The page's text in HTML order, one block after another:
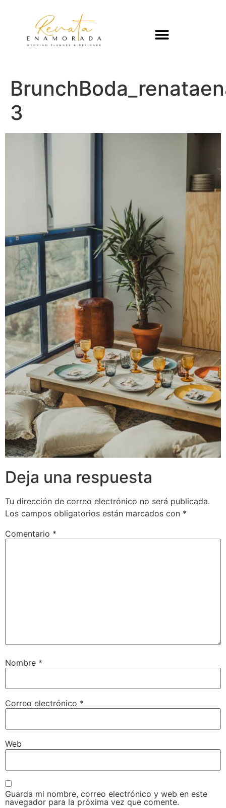
3
Deja una respuesta
Tu dirección de correo electrónico no será publicada.
Los campos obligatorios están marcados con *
Comentario *
Nombre *
Correo electrónico *
Web
Guarda mi nombre, correo electrónico y web en este
navegador para la próxima vez que comente.